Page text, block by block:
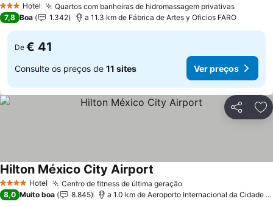
3 EstrelasHotel Quartos com banheiras de hidromassagem privativasVer
7,8 Boa 1.342 a 11.3 km de Fábrica de Artes y Oficios FARO
De € 41
Consulte os preços de 11 sites Ver preços
Partilhar
4 EstrelasHotel Centro de fitness de última geraçãoVer preços
Hilton México City Airport
8,0 Muito boa 8.845 a 1.0 km de Aeroporto Internacional da Cidade